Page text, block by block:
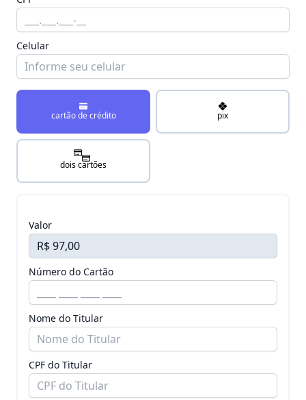
Celular
cartão de crédito pix
dois cartões
Valor
Número do Cartão
Nome do Titular
CPF do Titular